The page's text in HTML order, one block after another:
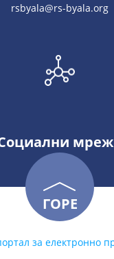
rsbyala@rs-byala.org
ГОРЕ
за електронно